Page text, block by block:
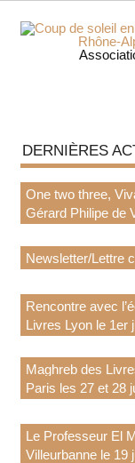
Skip
content
DERNIÈRES
One two three,
Gérard Philipe de
Newsletter/Lettre
Rencontre avec
Livres Lyon le 1er
Maghreb des
Paris les 27 et 28
Le Professeur El
Villeurbanne le 19